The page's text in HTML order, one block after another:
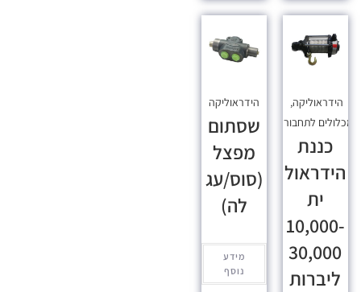
הידראוליקה,
מכלולים לתחבורה
כננת
הידראול
ית
10,000-
30,000
ליברות
הידראוליקה
שסתום
מפצל
(סוס/עג
לה)
מידע
נוסף